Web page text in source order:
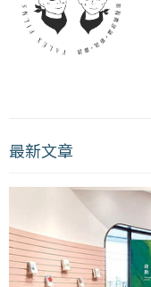
最新文章